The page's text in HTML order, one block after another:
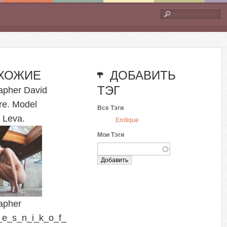
поиска
David
Model
Leva.
ДОБАВИТЬ
ТЭГ
Все Тэги
Erotique
Мои Тэги